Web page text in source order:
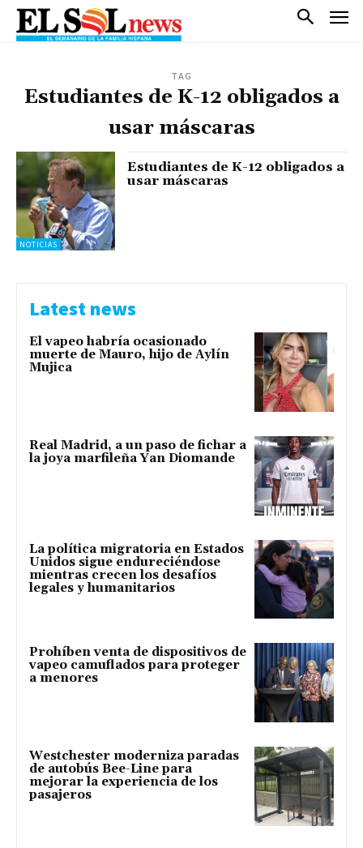
TAG
Estudiantes de K-12 obligados a
usar máscaras
NOTICIAS
Estudiantes de K-12 obligados a
usar máscaras
Latest news
El vapeo habría ocasionado
muerte de Mauro, hijo de Aylín
Mujica
Real Madrid, a un paso de fichar a
la joya marfileña Yan Diomande
La política migratoria en Estados
Unidos sigue endureciéndose
mientras crecen los desafíos
legales y humanitarios
Prohíben venta de dispositivos de
vapeo camuflados para proteger
a menores
Westchester moderniza paradas
de autobús Bee-Line para
mejorar la experiencia de los
pasajeros